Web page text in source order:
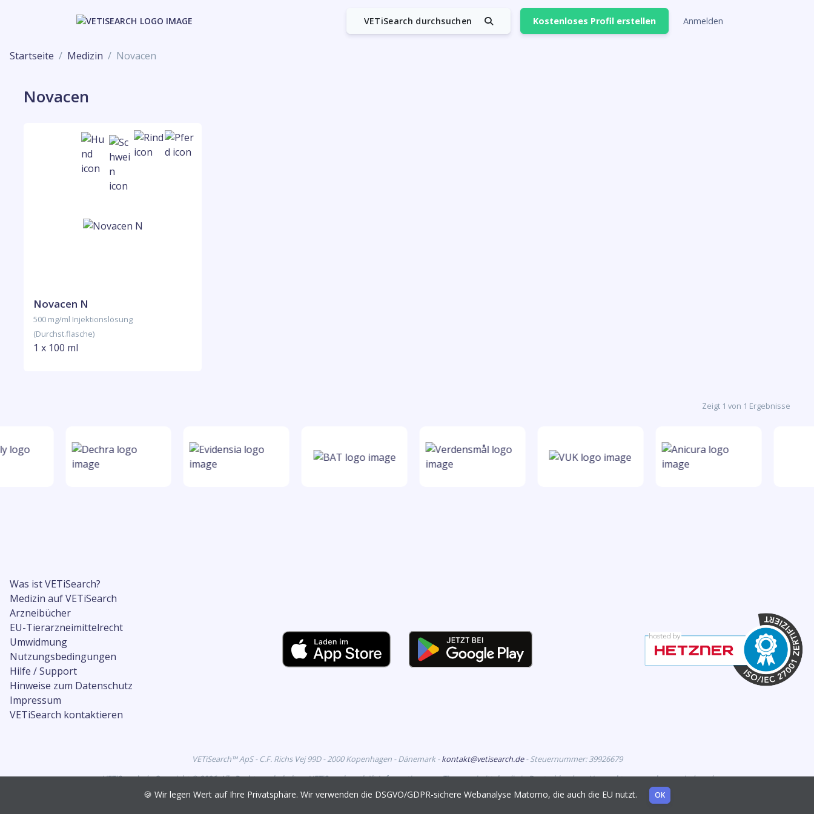
VETiSearch durchsuchen Kostenloses Profil erstellen Anmelden
Startseite Medizin Novacen
Novacen
Novacen N
500 mg/ml Injektionslösung
(Durchst.flasche)
1 x 100 ml
Zeigt 1 von 1 Ergebnisse
Was ist VETiSearch?
Medizin auf VETiSearch
Arzneibücher
EU-Tierarzneimittelrecht
Umwidmung
Nutzungsbedingungen
Hilfe / Support
Hinweise zum Datenschutz
Impressum
VETiSearch kontaktieren
VETiSearch™ ApS - C.F. Richs Vej 99D - 2000 Kopenhagen - Dänemark -kontakt@vetisearch.de- Steuernummer: 39926679
VETiSearch.de Copyright © 2026. Alle Rechte vorbehalten. VETiSearch enthält Informationen zu Tierarzneimitteln, die in Deutschland zur Vermarktung zugelassen sind, und
richtet sich an tiermedizinische Fachkreise.
🍪 Wir legen Wert auf Ihre Privatsphäre. Wir verwenden die DSGVO/GDPR-sichere Webanalyse Matomo, die auch die EU nutzt. OK